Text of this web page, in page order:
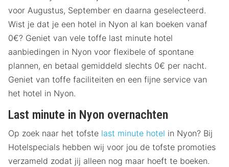
voor Augustus, September en daarna geselecteerd.
Wist je dat je een hotel in Nyon al kan boeken vanaf
0€? Geniet van vele toffe last minute hotel
aanbiedingen in Nyon voor flexibele of spontane
plannen, en betaal gemiddeld slechts 0€ per nacht.
Geniet van toffe faciliteiten en een fijne service van
het hotel in Nyon.
Last minute in Nyon overnachten
Op zoek naar het tofste last minute hotel in Nyon? Bij
Hotelspecials hebben wij voor jou de tofste promoties
verzameld zodat jij alleen nog maar hoeft te boeken.